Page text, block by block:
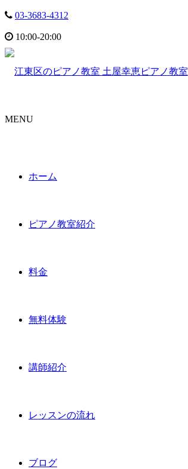
03-3683-4312
10:00-20:00
土屋幸恵ピアノ教室
MENU
ホーム
ピアノ教室紹介
料金
無料体験
講師紹介
レッスンの流れ
ブログ